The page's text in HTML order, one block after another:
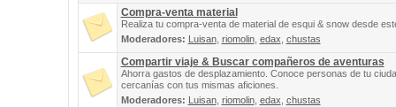
Compra-venta material
Realiza tu compra-venta de material de esqui & snow desde
Moderadores: Luisan, riomolin, edax chustas
Compartir viaje & Buscar compañeros de aventuras
Ahorra gastos de desplazamiento. Conoce personas de tu
cercanías con tus mismas aficiones.
Moderadores: Luisan, riomolin, edax chustas